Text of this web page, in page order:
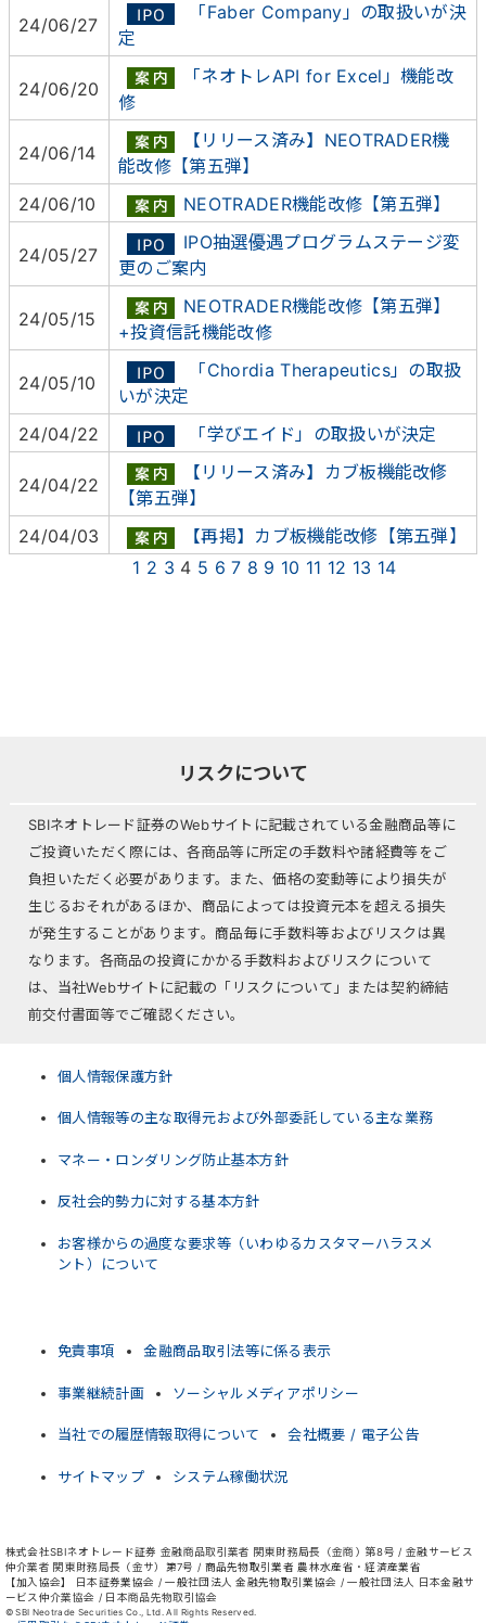
24/06/27
「Faber Company」の取扱いが決
定
24/06/20
「ネオトレAPI for Excel」機能改
修
24/06/14
【リリース済み】NEOTRADER機
能改修【第五弾】
24/06/10
NEOTRADER機能改修【第五弾】
24/05/27
IPO抽選優遇プログラムステージ変
更のご案内
24/05/15
NEOTRADER機能改修【第五弾】
+投資信託機能改修
24/05/10
「Chordia Therapeutics」の取扱
いが決定
24/04/22
「学びエイド」の取扱いが決定
24/04/22
【リリース済み】カブ板機能改修
【第五弾】
24/04/03
【再掲】カブ板機能改修【第五弾】
1 2 3 4 5 67 8 9 10 11 12 13 14
リスクについて
SBIネオトレード証券のWebサイトに記載されている金融商品等に
ご投資いただく際には、各商品等に所定の手数料や諸経費等をご
負担いただく必要があります。また、価格の変動等により損失が
生じるおそれがあるほか、商品によっては投資元本を超える損失
が発生することがあります。商品毎に手数料等およびリスクは異
なります。各商品の投資にかかる手数料およびリスクについて
は、当社Webサイトに記載の「リスクについて」または契約締結
前交付書面等でご確認ください。
個人情報保護方針
個人情報等の主な取得元および外部委託している主な業務
マネー・ロンダリング防止基本方針
反社会的勢力に対する基本方針
お客様からの過度な要求等（いわゆるカスタマーハラスメ
ント）について
免責事項 金融商品取引法等に係る表示
事業継続計画 ソーシャルメディアポリシー
当社での履歴情報取得について 会社概要 / 電子公告
サイトマップ システム稼働状況
株式会社SBIネオトレード証券 金融商品取引業者 関東財務局長（金商）第8号 / 金融サービス
仲介業者 関東財務局長（金サ）第7号 / 商品先物取引業者 農林水産省・経済産業省
【加入協会】 日本証券業協会 / 一般社団法人 金融先物取引業協会 / 一般社団法人 日本金融サ
ービス仲介業協会 / 日本商品先物取引協会
© SBI Neotrade Securities Co., Ltd. All Rights Reserved.